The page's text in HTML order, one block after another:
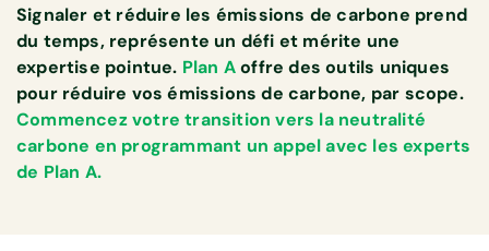
Signaler et réduire les émissions de carbone prend
du temps, représente un défi et mérite une
expertise pointue. Plan Aoffre des outils uniques
pour réduire vos émissions de carbone, par scope.
Commencez votre transition vers la neutralité
carbone en programmant un appel avec les experts
de Plan A.